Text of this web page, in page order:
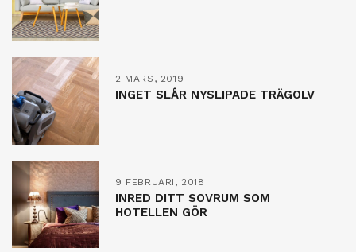
2 MARS, 2019
INGET SLÅR NYSLIPADE TRÄGOLV
9 FEBRUARI, 2018
INRED DITT SOVRUM SOM
HOTELLEN GÖR